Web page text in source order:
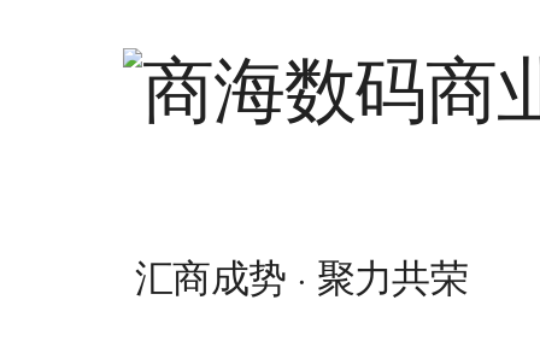
汇商成势 · 聚力共荣